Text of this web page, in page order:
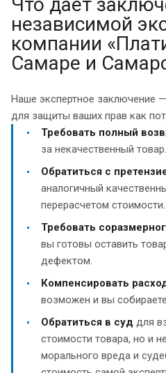
независимой
компании
Самаре и
Наше экспертное заключение
для защиты ваших прав как
Требовать полный
за некачественный товар.
Обратиться с
аналогичный
перерасчетом стоимости.
Требовать
вы готовы оставить
дефектом.
Компенсировать
возможен и вы
Обратиться в суд для
стоимости товара, но и
морального вреда и